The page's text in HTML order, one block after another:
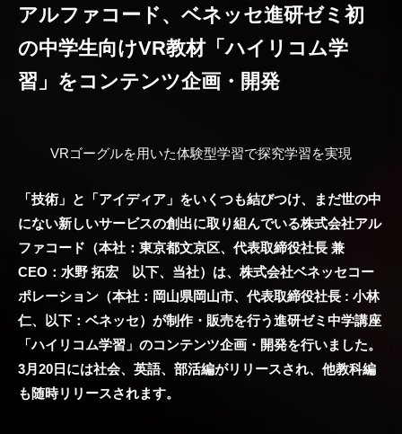
アルファコード、ベネッセ進研ゼミ初
の中学生向けVR教材「ハイリコム学
習」をコンテンツ企画・開発
VRゴーグルを用いた体験型学習で探究学習を実現
「技術」と「アイディア」をいくつも結びつけ、まだ世の中
にない新しいサービスの創出に取り組んでいる株式会社アル
ファコード（本社：東京都文京区、代表取締役社長 兼
CEO：水野 拓宏 以下、当社）は、株式会社ベネッセコー
ポレーション（本社：岡山県岡山市、代表取締役社長 : 小林
仁、以下：ベネッセ）が制作・販売を行う進研ゼミ中学講座
「ハイリコム学習」のコンテンツ企画・開発を行いました。
3月20日には社会、英語、部活編がリリースされ、他教科編
も随時リリースされます。